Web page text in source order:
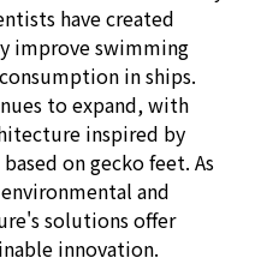
have created
improve swimming
in ships.
to expand, with
inspired by
on gecko feet. As
and
solutions offer
innovation.